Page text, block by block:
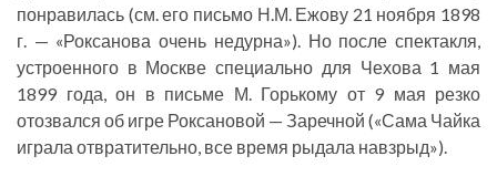
понравилась (см. его письмо Н.М. Ежову 21 ноября 1898
г. — «Роксанова очень недурна»). Но после спектакля,
устроенного в Москве специально для Чехова 1 мая
1899 года, он в письме М. Горькому от 9 мая резко
отозвался об игре Роксановой — Заречной («Сама Чайка
играла отвратительно, все время рыдала навзрыд»).